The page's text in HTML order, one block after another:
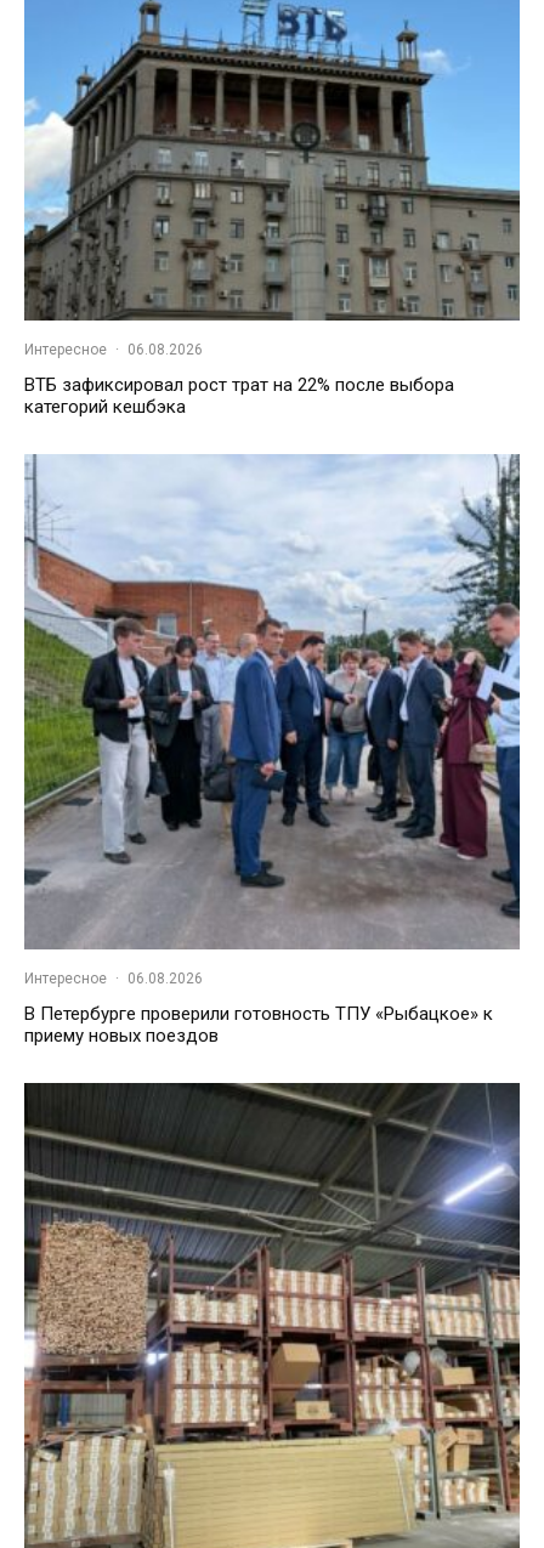
Интересное · 06.08.2026
ВТБ зафиксировал рост трат на 22% после выбора
категорий кешбэка
Интересное · 06.08.2026
В Петербурге проверили готовность ТПУ «Рыбацкое» к
приему новых поездов